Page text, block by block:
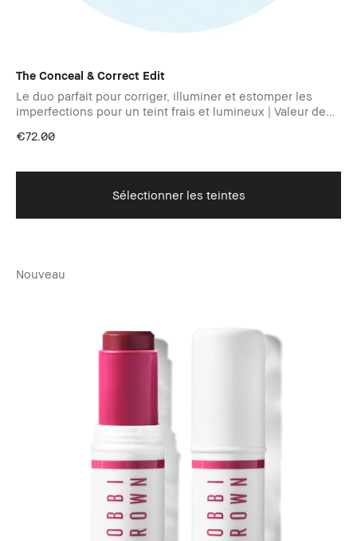
The Conceal & Correct Edit
Le duo parfait pour corriger, illuminer et estomper les
imperfections pour un teint frais et lumineux | Valeur de
€72.00
Sélectionner les teintes
Nouveau